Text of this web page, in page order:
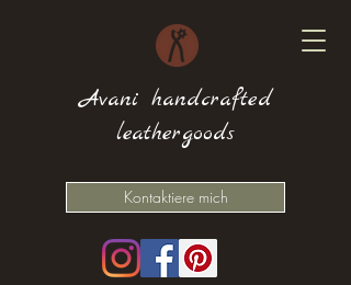
Avani handcrafted
leathergoods
Kontaktiere mich